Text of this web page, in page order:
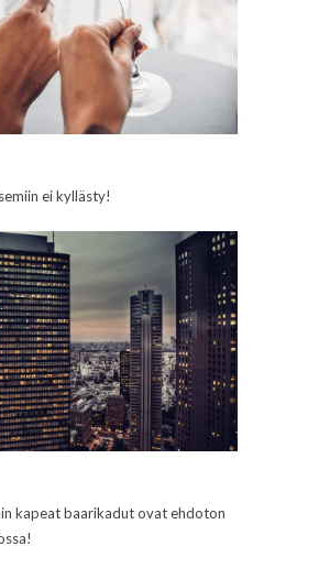
ei kyllästy!
kapeat baarikadut ovat ehdoton